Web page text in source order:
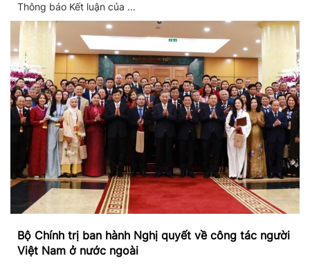
Thông báo Kết luận của ...
Bộ Chính trị ban hành Nghị quyết về công tác người
Việt Nam ở nước ngoài